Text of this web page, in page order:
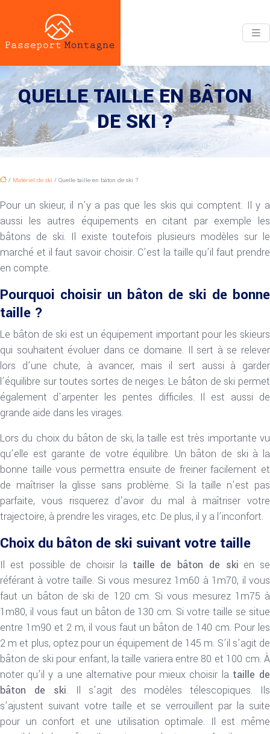
QUELLE TAILLE EN BÂTON
DE SKI ?
/ Matériel de ski / Quelle taille en bâton de ski ?
Pour un skieur, il n’y a pas que les skis qui comptent. Il y a
aussi les autres équipements en citant par exemple les
bâtons de ski. Il existe toutefois plusieurs modèles sur le
marché et il faut savoir choisir. C’est la taille qu’il faut prendre
en compte.
Pourquoi choisir un bâton de ski de bonne
taille ?
Le bâton de ski est un équipement important pour les skieurs
qui souhaitent évoluer dans ce domaine. Il sert à se relever
lors d’une chute, à avancer, mais il sert aussi à garder
l’équilibre sur toutes sortes de neiges. Le bâton de ski permet
également d’arpenter les pentes difficiles. Il est aussi de
grande aide dans les virages.
Lors du choix du bâton de ski, la taille est très importante vu
qu’elle est garante de votre équilibre. Un bâton de ski à la
bonne taille vous permettra ensuite de freiner facilement et
de maîtriser la glisse sans problème. Si la taille n’est pas
parfaite, vous risquerez d’avoir du mal à maîtriser votre
trajectoire, à prendre les virages, etc. De plus, il y a l’inconfort.
Choix du bâton de ski suivant votre taille
Il est possible de choisir la taille de bâton de ski en se
référant à votre taille. Si vous mesurez 1m60 à 1m70, il vous
faut un bâton de ski de 120 cm. Si vous mesurez 1m75 à
1m80, il vous faut un bâton de 130 cm. Si votre taille se situe
entre 1m90 et 2 m, il vous faut un bâton de 140 cm. Pour les
2 m et plus, optez pour un équipement de 145 m. S’il s’agit de
bâton de ski pour enfant, la taille variera entre 80 et 100 cm. À
noter qu’il y a une alternative pour mieux choisir la taille de
bâton de ski. Il s’agit des modèles télescopiques. Ils
s’ajustent suivant votre taille et se verrouillent par la suite
pour un confort et une utilisation optimale. Il est même